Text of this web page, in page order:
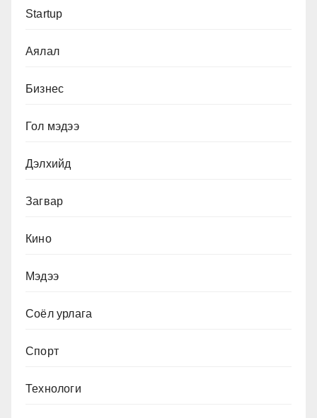
Startup
Аялал
Бизнес
Гол мэдээ
Дэлхийд
Загвар
Кино
Мэдээ
Соёл урлага
Спорт
Технологи